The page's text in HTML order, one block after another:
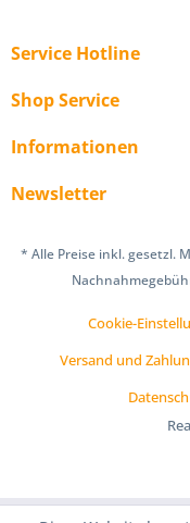
Service Hotline
Shop Service
Informationen
Newsletter
* Alle Preise inkl. gesetzl.
Cookie-
Versand und